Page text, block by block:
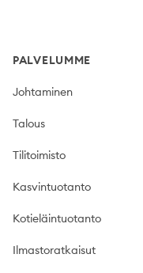
PALVELUMME
Johtaminen
Talous
Tilitoimisto
Kasvintuotanto
Kotieläintuotanto
Ilmastoratkaisut